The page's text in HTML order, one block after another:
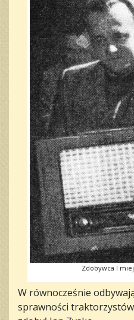
Zdobywca I
W równocześnie
sprawności